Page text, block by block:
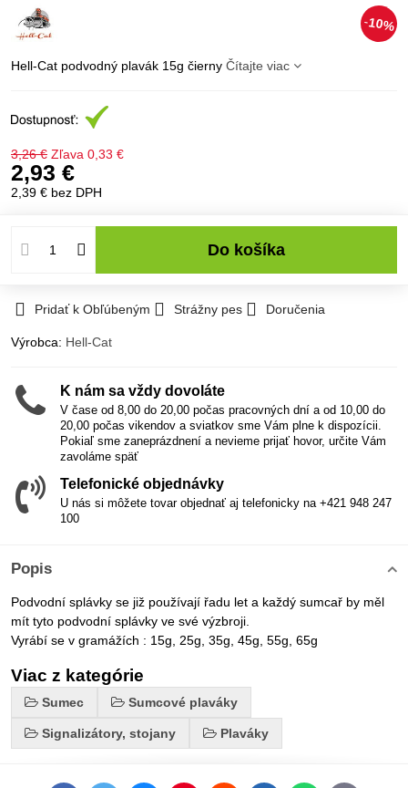
10%
Hell-Cat podvodný plavák 15g čierny Čítajte viac
3,26 € Zľava 0,33 €
2,93 €
2,39 € bez DPH
Do košíka
Pridať k Obľúbeným Strážny pes Doručenia
Výrobca: Hell-Cat
K nám sa vždy dovoláte
V čase od 8,00 do 20,00 počas pracovných dní a od 10,00 do
20,00 počas vikendov a sviatkov sme Vám plne k dispozícii.
Pokiaľ sme zaneprázdnení a nevieme prijať hovor, určite Vám
zavoláme späť
Telefonické objednávky
U nás si môžete tovar objednať aj telefonicky na +421 948 247
100
Popis
Podvodní splávky se již používají řadu let a každý sumcař by měl
mít tyto podvodní splávky ve své výzbroji.
Vyrábí se v gramážích : 15g, 25g, 35g, 45g, 55g, 65g
Viac z kategórie
Sumec Sumcové plaváky
Signalizátory, stojany Plaváky